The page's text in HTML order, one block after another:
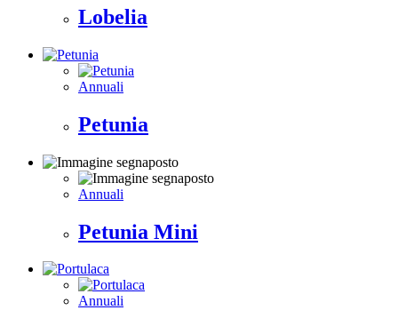
Lobelia
Annuali
Petunia
Annuali
Petunia Mini
Annuali